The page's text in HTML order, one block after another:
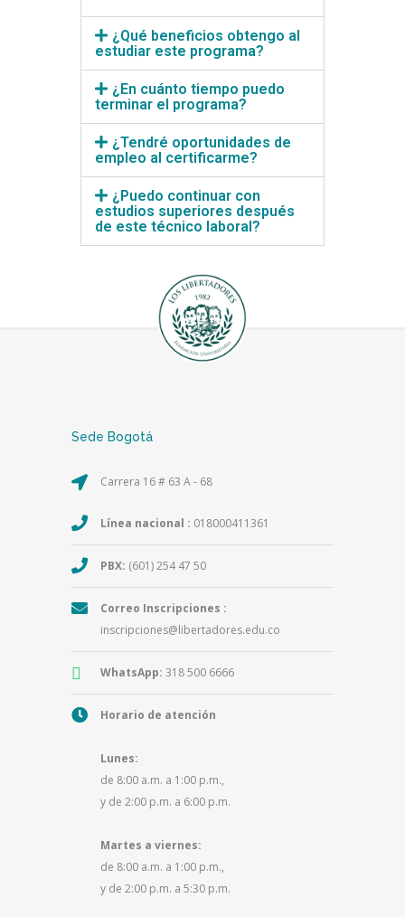
¿Qué beneficios obtengo al
estudiar este programa?
¿En cuánto tiempo puedo
terminar el programa?
¿Tendré oportunidades de
empleo al certificarme?
¿Puedo continuar con
estudios superiores después
de este técnico laboral?
Sede Bogotá
Carrera 16 # 63 A - 68
Línea nacional : 018000411361
PBX: (601) 254 47 50
Correo Inscripciones :
inscripciones@libertadores.edu.co
WhatsApp: 318 500 6666
Horario de atención
Lunes:
de 8:00 a.m. a 1:00 p.m.,
y de 2:00 p.m. a 6:00 p.m.
Martes a viernes:
de 8:00 a.m. a 1:00 p.m.,
y de 2:00 p.m. a 5:30 p.m.